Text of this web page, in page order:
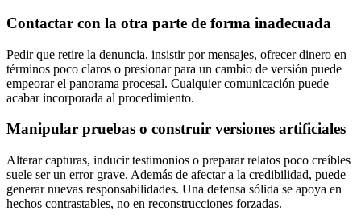
Contactar con la otra parte de forma inadecuada
Pedir que retire la denuncia, insistir por mensajes, ofrecer dinero en
términos poco claros o presionar para un cambio de versión puede
empeorar el panorama procesal. Cualquier comunicación puede
acabar incorporada al procedimiento.
Manipular pruebas o construir versiones artificiales
Alterar capturas, inducir testimonios o preparar relatos poco creíbles
suele ser un error grave. Además de afectar a la credibilidad, puede
generar nuevas responsabilidades. Una defensa sólida se apoya en
hechos contrastables, no en reconstrucciones forzadas.